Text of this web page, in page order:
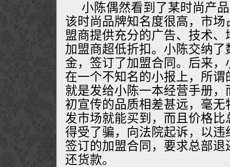
小陈偶然看到了某时尚产
该时尚品牌知名度很高，市
盟商提供充分的广告、技术
加盟商超低折扣。小陈交纳
金，签订了加盟合同。后来
在一个不知名的小报上，所
就是发给小陈一本经营手册
初宣传的品质相差甚远，毫
发市场就能买到，而且价格
得受了骗，向法院起诉，以
签订的加盟合同，要求总部
还货款。